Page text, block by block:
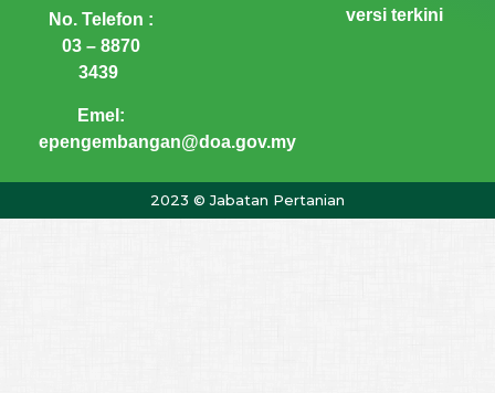
No. Telefon :
03 – 8870
3439
Emel:
epengembangan@doa.gov.my
versi terkini
2023 © Jabatan Pertanian